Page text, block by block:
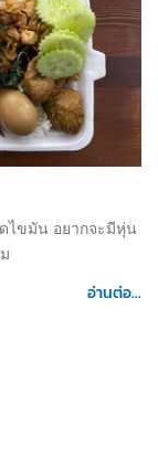
ไขมัน อยากจะมีหุ่น
อ่านต่อ...